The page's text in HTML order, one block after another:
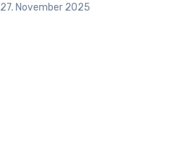
27. November 2025